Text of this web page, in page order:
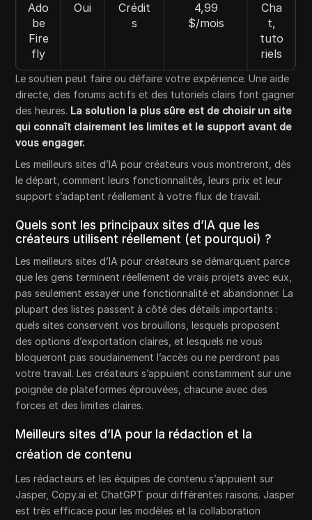
Ado
be
Fire
fly
Oui
Crédit
s
4,99
$/mois
Cha
t,
tuto
riels
Le soutien peut faire ou défaire votre expérience. Une aide
directe, des forums actifs et des tutoriels clairs font gagner
des heures. La solution la plus sûre est de choisir un site
qui connaît clairement les limites et le support avant de
vous engager.
Les meilleurs sites d’IA pour créateurs vous montreront, dès
le départ, comment leurs fonctionnalités, leurs prix et leur
support s’adaptent réellement à votre flux de travail.
Quels sont les principaux sites d’IA que les
créateurs utilisent réellement (et pourquoi) ?
Les meilleurs sites d’IA pour créateurs se démarquent parce
que les gens terminent réellement de vrais projets avec eux,
pas seulement essayer une fonctionnalité et abandonner. La
plupart des listes passent à côté des détails importants :
quels sites conservent vos brouillons, lesquels proposent
des options d’exportation claires, et lesquels ne vous
bloqueront pas soudainement l’accès ou ne perdront pas
votre travail. Les créateurs s’appuient constamment sur une
poignée de plateformes éprouvées, chacune avec des
forces et des limites claires.
Meilleurs sites d’IA pour la rédaction et la
création de contenu
Les rédacteurs et les équipes de contenu s’appuient sur
Jasper, Copy.ai et ChatGPT pour différentes raisons. Jasper
est très efficace pour les modèles et la collaboration